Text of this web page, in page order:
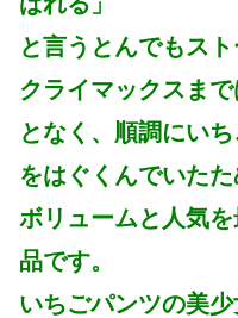
と言うとんでもスト
クライマックスま
となく、順調にい
をはぐくんでいた
ボリュームと人気
品です。
いちごパンツの美